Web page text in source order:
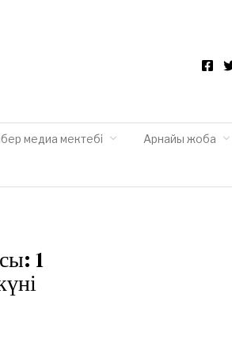
медиа мектебі Арнайы жоба
1